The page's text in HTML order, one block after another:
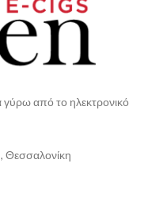
από το ηλεκτρονικό
Θεσσαλονίκη